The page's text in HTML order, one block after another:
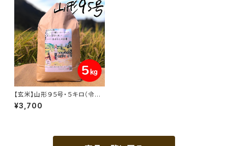
【玄米】山形９５号・５キロ（令和
７年産 ）
¥3,700